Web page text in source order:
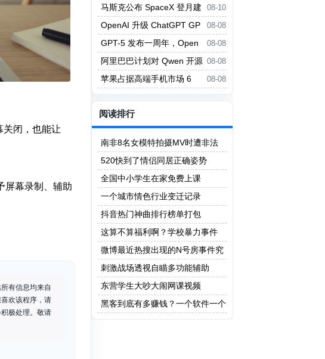
关闭，也能让
屏幕录制、辅助
有信息均来自
欢该程序，请
极处理。敬请
在内蒙古乌兰察布投产
08-10
马斯克公布 SpaceX 登月建
厂计划：用机器人生产 AI 卫星08-08
OpenAI 升级 ChatGPT GP
T-5.6 系列并开放更多免费权限08-08
GPT-5 发布一周年，Open
AI 推出 Agent Plugins 开放标准08-08
阿里巴巴计划对 Qwen 开源
大模型大用户收费
08-08
苹果占据高端手机市场 6
5% 份额 iPhone 17 扭转下滑
阅读排行
南非8名女模特拍摄MV时遭非法
矿工轮奸
520快到了情侣同居正确姿势
全国中小学生在家免费上课
一个城市情色行业变迁记录
抖音热门神曲排行榜单打包
这算不算福利啊？学校暴力事件
微博最近热搜出现的N号房事件究
竟是什么？
刺激战场透视自瞄多功能辅助
东营学生大吵大闹网课视频
黑客到底有多赚钱？一个软件一个
亿！网友：这只是最低级的黑客!